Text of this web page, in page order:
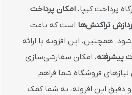
پرداخت کیپا، امکان پرداخت
تراکنش‌ها است که باعث
همچنین، این افزونه با ارائه
پیشرفته، امکان سفارشی‌سازی
نیازهای فروشگاه شما فراهم
دقیق این افزونه، به شما کمک